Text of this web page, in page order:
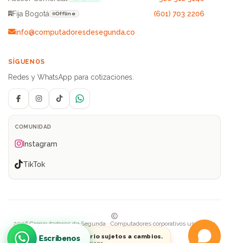
Fija Bogotá
Offline (601) 703 2206
info@computadoresdesegunda.co
SÍGUENOS
Redes y WhatsApp para cotizaciones.
FacebookInstagramTikTokWhatsApp
COMUNIDAD
Instagram
TikTok
2026 Computadores de Segunda · Computadores corporativos usados en
Precios e inventario sujetos a cambios.
Escríbenos